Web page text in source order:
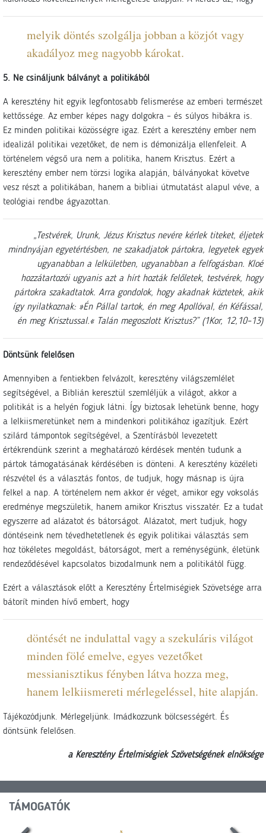
melyik döntés szolgálja jobban a közjót vagy
akadályoz meg nagyobb károkat.
5. Ne csináljunk bálványt a politikából
A keresztény hit egyik legfontosabb felismerése az emberi természet
kettőssége. Az ember képes nagy dolgokra – és súlyos hibákra is.
Ez minden politikai közösségre igaz. Ezért a keresztény ember nem
idealizál politikai vezetőket, de nem is démonizálja ellenfeleit. A
történelem végső ura nem a politika, hanem Krisztus. Ezért a
keresztény ember nem törzsi logika alapján, bálványokat követve
vesz részt a politikában, hanem a bibliai útmutatást alapul véve, a
teológiai rendbe ágyazottan.
„Testvérek, Urunk, Jézus Krisztus nevére kérlek titeket, éljetek
mindnyájan egyetértésben, ne szakadjatok pártokra, legyetek egyek
ugyanabban a lelkületben, ugyanabban a felfogásban. Kloé
hozzátartozói ugyanis azt a hírt hozták felőletek, testvérek, hogy
pártokra szakadtatok. Arra gondolok, hogy akadnak köztetek, akik
így nyilatkoznak: »Én Pállal tartok, én meg Apollóval, én Kéfással,
én meg Krisztussal.« Talán megoszlott Krisztus?” (1Kor, 12,10–13)
Döntsünk felelősen
Amennyiben a fentiekben felvázolt, keresztény világszemlélet
segítségével, a Biblián keresztül szemléljük a világot, akkor a
politikát is a helyén fogjuk látni. Így biztosak lehetünk benne, hogy
a lelkiismeretünket nem a mindenkori politikához igazítjuk. Ezért
szilárd támpontok segítségével, a Szentírásból levezetett
értékrendünk szerint a meghatározó kérdések mentén tudunk a
pártok támogatásának kérdésében is dönteni. A keresztény közéleti
részvétel és a választás fontos, de tudjuk, hogy másnap is újra
felkel a nap. A történelem nem akkor ér véget, amikor egy voksolás
eredménye megszületik, hanem amikor Krisztus visszatér. Ez a tudat
egyszerre ad alázatot és bátorságot. Alázatot, mert tudjuk, hogy
döntéseink nem tévedhetetlenek és egyik politikai választás sem
hoz tökéletes megoldást, bátorságot, mert a reménységünk, életünk
rendeződésével kapcsolatos bizodalmunk nem a politikától függ.
Ezért a választások előtt a Keresztény Értelmiségiek Szövetsége arra
bátorít minden hívő embert, hogy
döntését ne indulattal vagy a szekuláris világot
minden fölé emelve, egyes vezetőket
messianisztikus fényben látva hozza meg,
hanem lelkiismereti mérlegeléssel, hite alapján.
Tájékozódjunk. Mérlegeljünk. Imádkozzunk bölcsességért. És
döntsünk felelősen.
a Keresztény Értelmiségiek Szövetségének elnöksége
TÁMOGATÓK